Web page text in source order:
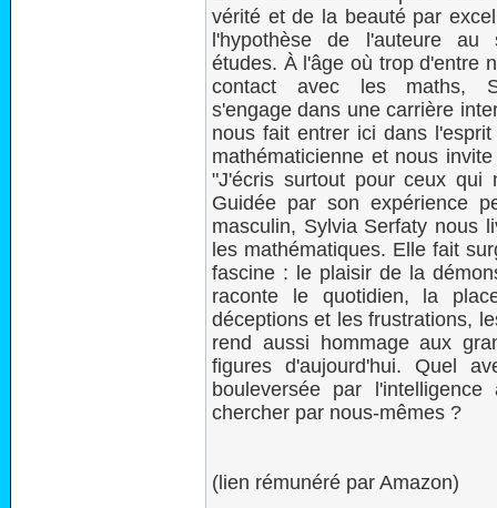
vérité et de la beauté par
l'hypothèse de l'auteure
études. À l'âge où trop d'entre
contact avec les maths,
s'engage dans une carrière
nous fait entrer ici dans
mathématicienne et nous
"J'écris surtout pour ceux qui
Guidée par son expérience
masculin, Sylvia Serfaty nous
les mathématiques. Elle fait
fascine : le plaisir de la
raconte le quotidien, la
déceptions et les frustrations,
rend aussi hommage aux
figures d'aujourd'hui. Quel
bouleversée par
chercher par nous-mêmes ?
(lien rémunéré par Amazon)